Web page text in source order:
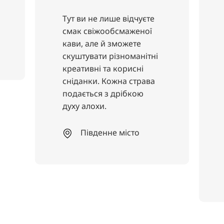
Тут ви не лише відчуєте
смак свіжообсмаженої
кави, але й зможете
скуштувати різноманітні
креативні та корисні
сніданки. Кожна страва
подається з дрібкою
духу алохи.
Південне місто